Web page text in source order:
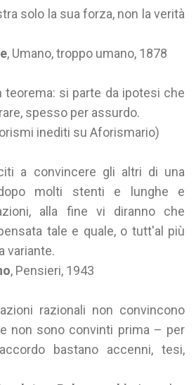
solo la sua forza, non la verità
, Umano, troppo umano, 1878
teorema: si parte da ipotesi che
spesso per assurdo.
inediti su Aforismario)
a convincere gli altri di una
molti stenti e lunghe e
alla fine vi diranno che
tale e quale, o tutt'al più
variante.
, Pensieri, 1943
razionali non convincono
non sono convinti prima – per
bastano accenni, tesi,